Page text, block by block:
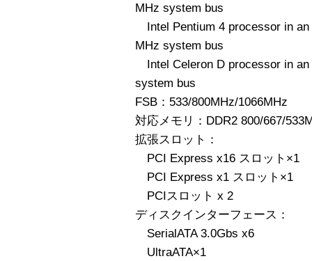
MHz system bus
Intel Pentium 4 processor in an
MHz system bus
Intel Celeron D processor in
system bus
FSB：533/800MHz/1066MHz
対応メモリ：DDR2 800/667/
拡張スロット：
PCI Express x16 スロット×1
PCI Express x1 スロット×1
PCIスロット x 2
ディスクインターフェース：
SerialATA 3.0Gbs x6
UltraATA×1